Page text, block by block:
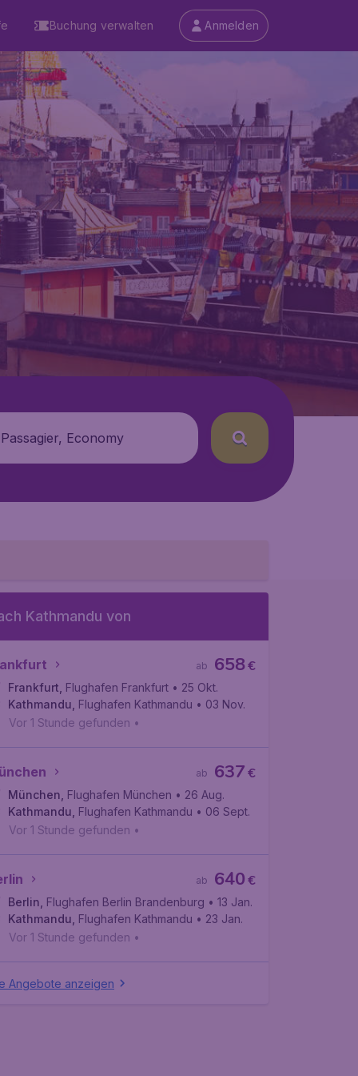
Buchung verwalten Anmelden
Economy
Kathmandu von
€
658
ab
Frankfurt Flughafen Frankfurt • 25 Okt.
Kathmandu Flughafen Kathmandu • 03 Nov.
Vor 1 Stunde gefunden •
€
637
ab
München Flughafen München • 26 Aug.
Kathmandu Flughafen Kathmandu • 06 Sept.
Vor 1 Stunde gefunden •
€
640
ab
Berlin Flughafen Berlin Brandenburg • 13 Jan.
Kathmandu Flughafen Kathmandu • 23 Jan.
Vor 1 Stunde gefunden •
Angebote anzeigen